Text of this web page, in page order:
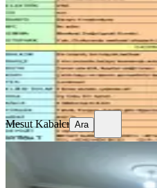
3+1·140 m²·
20.000 ₺
Mesut Kabalcı
Ara
Mesut Kabalcı Ara
Reos
Daire